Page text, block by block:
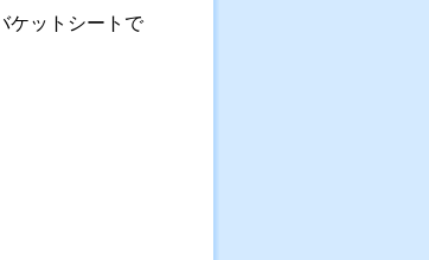
ケットシートで